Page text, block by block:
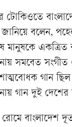
টোকিওতে
বলেন,
মানুষকে
সমবেত সংগীত
গান
গান দুই
বাংলাদেশ